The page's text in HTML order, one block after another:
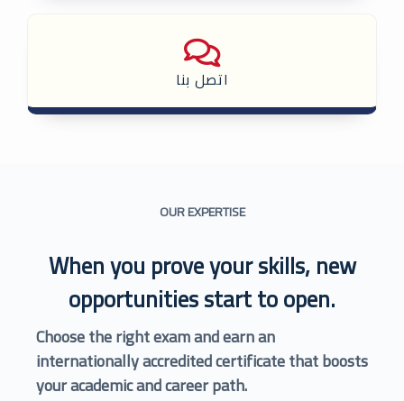
اتصل بنا
OUR EXPERTISE
When you prove your skills, new
opportunities start to open.
Choose the right exam and earn an
internationally accredited certificate that boosts
your academic and career path.